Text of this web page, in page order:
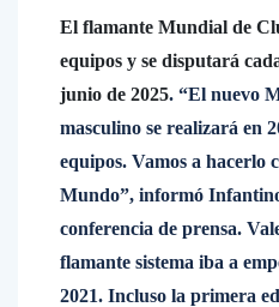
El flamante Mundial de
equipos y se disputará
junio de 2025. “El nuevo
masculino se realizará en
equipos. Vamos a hacerlo
Mundo”, informó
conferencia de prensa.
flamante sistema iba a
2021. Incluso la primera